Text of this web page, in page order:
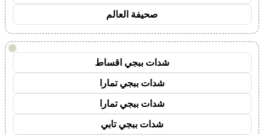
صحيفة العالم
!
شدات ببجي اقساط
شدات ببجي تمارا
شدات ببجي تمارا
شدات ببجي تابي